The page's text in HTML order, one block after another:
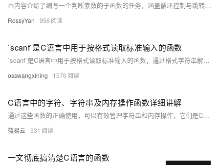
本内容介绍了编写一个判断素数的子函数的任务，涵盖循环控制与跳转语句、算术运算符（%）、以及素数的概念。任务要求在主函数中输入整数并输出是否为素数的信息。相关知识包括 `for` 和 `while` 循环、`break` 和 `continue` 语句、取余运算符 `%` 的使用及素数定义、分布规律和应用场景。编程要求根据提示补充代码，测试说明提供了输入输出示例，最后给出通关代码和测试结果。 任务核心：编写判断素数的子函数并在主函数中调用，涉及循环结构和条件判断。
RossyYan 956
`scanf`是C语言中用于按格式读取标准输入的函数
`scanf`是C语言中用于按格式读取标准输入的函数，通过格式字符串解析输入并存入指定变量。需注意输入格式严格匹配，并建议检查返回值以确保读取成功，提升程序健壮性。
osswangxining 1576
C语言中的字符、字符串及内存操作函数详细讲解
通过这些函数的正确使用，可以有效管理字符串和内存操作，它们是C语言编程中不可或缺的工具。
蓝易云 531
一文彻底搞清楚C语言的函数